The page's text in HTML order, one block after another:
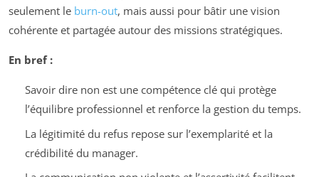
seulement le burn-out, mais aussi pour bâtir une vision
cohérente et partagée autour des missions stratégiques.
En bref :
Savoir dire non est une compétence clé qui protège
l’équilibre professionnel et renforce la gestion du temps.
La légitimité du refus repose sur l’exemplarité et la
crédibilité du manager.